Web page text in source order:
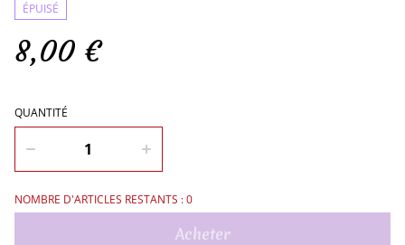
ÉPUISÉ
8,00 €
QUANTITÉ
NOMBRE D'ARTICLES RESTANTS : 0
Acheter